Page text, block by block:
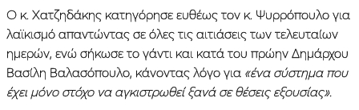
Ο κ. Χατζηδάκης κατηγόρησε ευθέως τον κ. Ψυρρόπουλο για
λαϊκισμό απαντώντας σε όλες τις αιτιάσεις των τελευταίων
ημερών, ενώ σήκωσε το γάντι και κατά του πρώην Δημάρχου
Βασίλη Βαλασόπουλο, κάνοντας λόγο για «ένα σύστημα που
έχει μόνο στόχο να αγκιστρωθεί ξανά σε θέσεις εξουσίας».